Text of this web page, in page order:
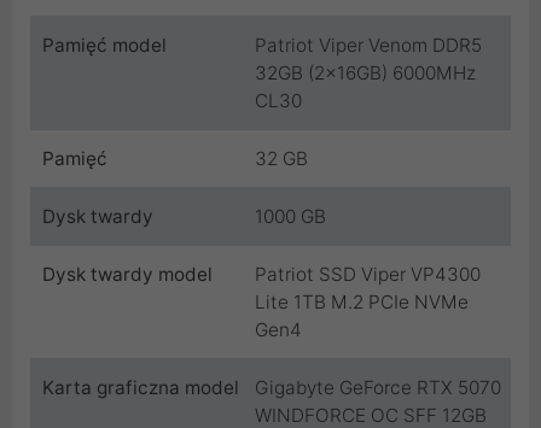
Pamięć model
Patriot Viper Venom DDR5
32GB (2x16GB) 6000MHz
CL30
Pamięć 32 GB
Dysk twardy 1000 GB
Dysk twardy model
Patriot SSD Viper VP4300
Lite 1TB M.2 PCIe NVMe
Gen4
Karta graficzna model
Gigabyte GeForce RTX 5070
WINDFORCE OC SFF 12GB